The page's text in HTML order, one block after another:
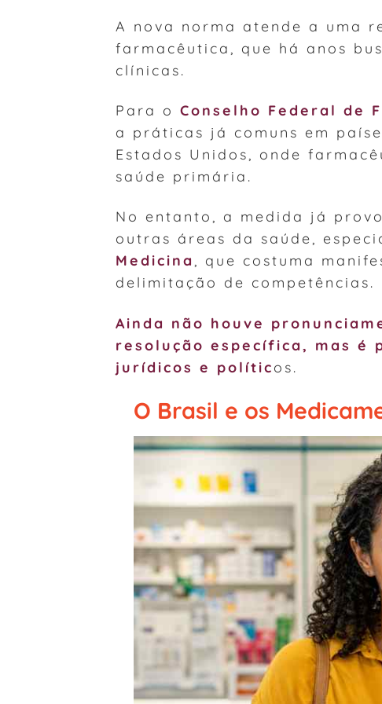
A nova norma atende a uma
farmacêutica, que há anos
clínicas.
Para o Conselho Federal de
a práticas já comuns em
Estados Unidos, onde
saúde primária.
No entanto, a medida já
outras áreas da saúde,
Medicina
, que costuma
delimitação de competências.
Ainda não houve
resolução específica, mas é
jurídicos e políticos.
O Brasil e os